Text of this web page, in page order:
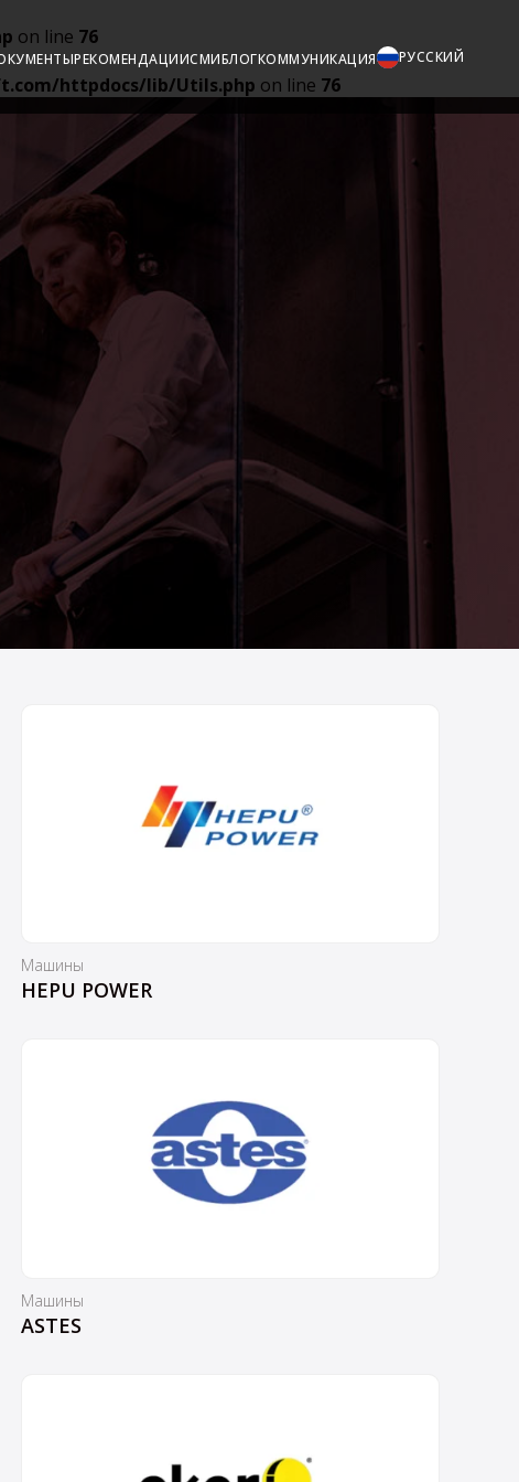
on line 76
httpdocs/lib/Utils.php on line 76
РЕКОМЕНДАЦИИСМИБЛОГКОММУНИКАЦИЯ РУССКИЙ
Машины
HEPU POWER
Машины
ASTES